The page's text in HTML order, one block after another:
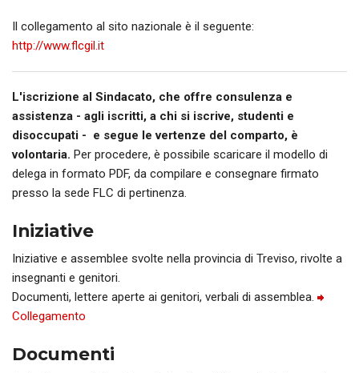
Il collegamento al sito nazionale è il seguente:
http://www.flcgil.it
L'iscrizione al Sindacato, che offre consulenza e
assistenza - agli iscritti, a chi si iscrive, studenti e
disoccupati - e segue le vertenze del comparto, è
volontaria. Per procedere, è possibile scaricare il modello di
delega in formato PDF, da compilare e consegnare firmato
presso la sede FLC di pertinenza.
Iniziative
Iniziative e assemblee svolte nella provincia di Treviso, rivolte a
insegnanti e genitori.
Documenti, lettere aperte ai genitori, verbali di assemblea.
Collegamento
Documenti